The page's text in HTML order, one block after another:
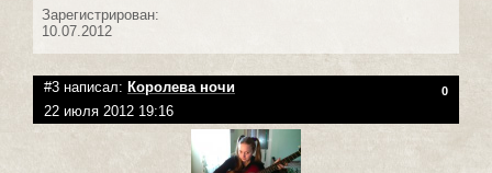
Зарегистрирован:
10.07.2012
#3 написал: Королева ночи 0
22 июля 2012 19:16